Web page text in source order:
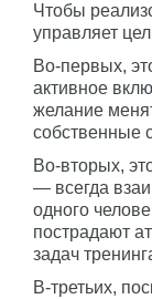
Чтобы
управляет
Во-первых,
активное
желание
собственные
Во-вторых,
— всегда
одного
пострадают
задач
В-третьих,